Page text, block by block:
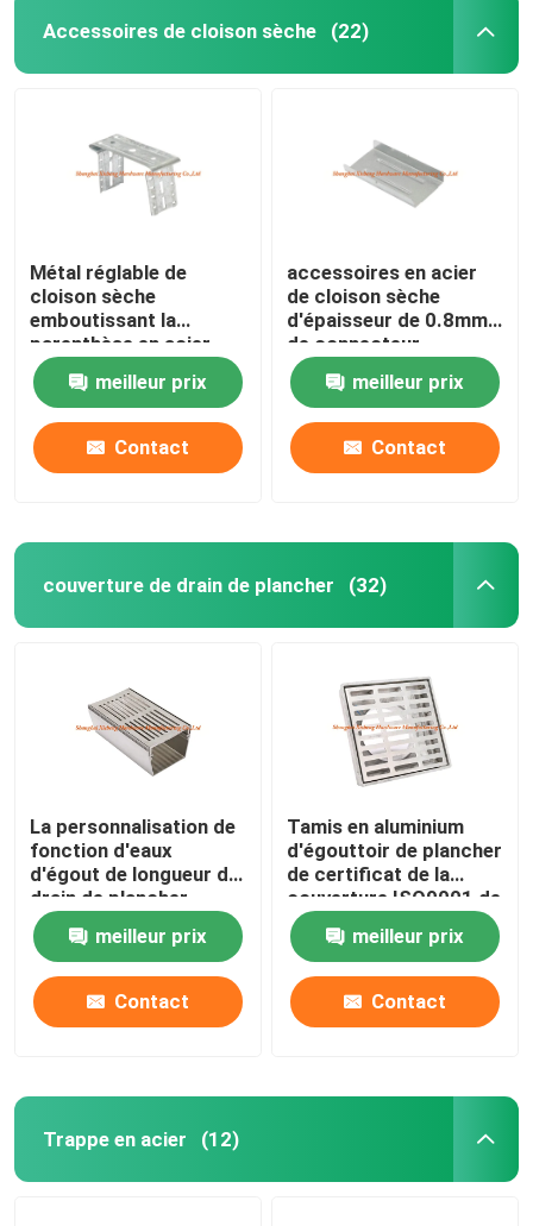
Accessoires de cloison sèche (22)
Métal réglable de
cloison sèche
emboutissant la
parenthèse en acier
galvanisée par pièces
meilleur prix
Contact
accessoires en acier
de cloison sèche
d'épaisseur de 0.8mm
de connecteur
commun droit universel
de profilmeilleur prix
Contact
couverture de drain de plancher (32)
La personnalisation de
fonction d'eaux
d'égout de longueur du
drain de plancher
d'acier inoxydable
0.5m acceptent
meilleur prix
Contact
Tamis en aluminium
d'égouttoir de plancher
de certificat de la
couverture ISO9001 de
drain de plancher de
place en métal
meilleur prix
Contact
Trappe en acier (12)